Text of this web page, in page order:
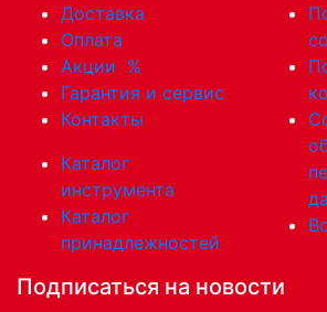
Доставка
Оплата
Акции %
Гарантия и сервис
Контакты
Каталог
инструмента
Каталог
принадлежностей
Подписаться на новости